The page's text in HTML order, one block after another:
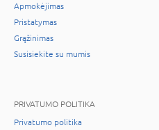
Apmokėjimas
Pristatymas
Grąžinimas
Susisiekite su mumis
PRIVATUMO POLITIKA
Privatumo politika